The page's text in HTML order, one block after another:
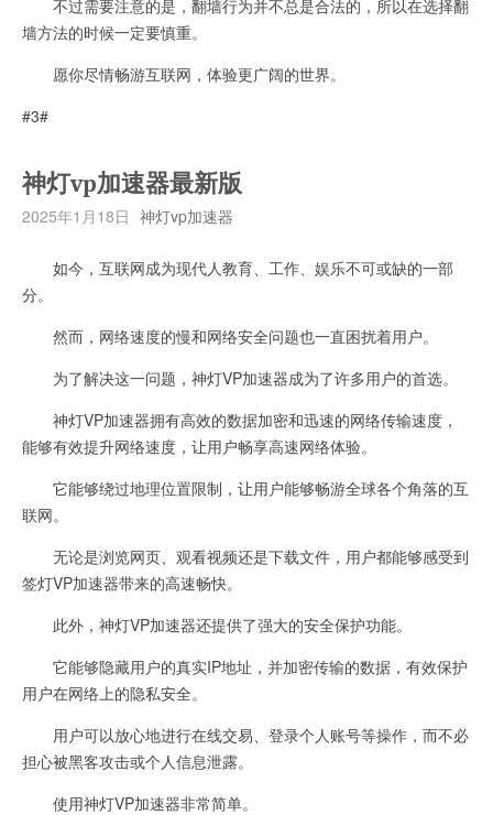
不过需要注意的是，翻墙行为并不总是合法的，所以在选择翻
墙方法的时候一定要慎重。
愿你尽情畅游互联网，体验更广阔的世界。
#3#
神灯vp加速器最新版
2025年1月18日 神灯vp加速器
如今，互联网成为现代人教育、工作、娱乐不可或缺的一部
分。
然而，网络速度的慢和网络安全问题也一直困扰着用户。
为了解决这一问题，神灯VP加速器成为了许多用户的首选。
神灯VP加速器拥有高效的数据加密和迅速的网络传输速度，
能够有效提升网络速度，让用户畅享高速网络体验。
它能够绕过地理位置限制，让用户能够畅游全球各个角落的互
联网。
无论是浏览网页、观看视频还是下载文件，用户都能够感受到
签灯VP加速器带来的高速畅快。
此外，神灯VP加速器还提供了强大的安全保护功能。
它能够隐藏用户的真实IP地址，并加密传输的数据，有效保护
用户在网络上的隐私安全。
用户可以放心地进行在线交易、登录个人账号等操作，而不必
担心被黑客攻击或个人信息泄露。
使用神灯VP加速器非常简单。